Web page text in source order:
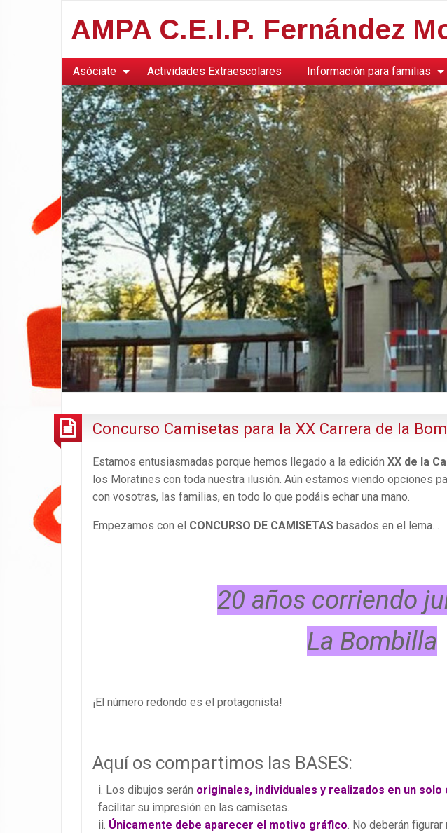
AMPA C.E.I.P. Fernández
Asóciate Actividades Extraescolares Información para familias
Concurso Camisetas para la XX Carrera de la
Estamos entusiasmadas porque hemos llegado a la edición XX de la
los Moratines con toda nuestra ilusión. Aún estamos viendo opciones
con vosotras, las familias, en todo lo que podáis echar una mano.
Empezamos con el CONCURSO DE CAMISETAS basados en el lema…
20 años corriendo
La Bombilla
¡El número redondo es el protagonista!
Aquí os compartimos las BASES:
Los dibujos serán originales, individuales y realizados en un
facilitar su impresión en las camisetas.
Únicamente debe aparecer el motivo gráfico. No deberán figurar